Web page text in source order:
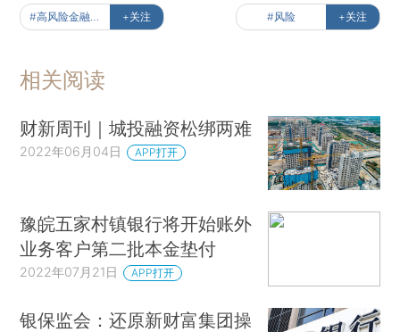
+关注 #风险 +关注
相关阅读
财新周刊｜城投融资松绑两难
2022年06月04日 APP打开
豫皖五家村镇银行将开始账外
业务客户第二批本金垫付
2022年07月21日 APP打开
银保监会：还原新财富集团操